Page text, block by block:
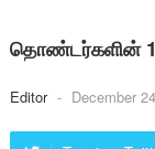
தொண்டர்களின்
Editor - December